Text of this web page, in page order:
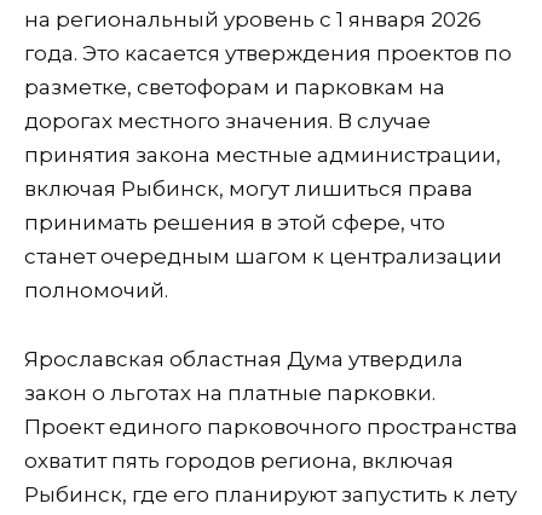
на региональный уровень с 1 января 2026
года. Это касается утверждения проектов по
разметке, светофорам и парковкам на
дорогах местного значения. В случае
принятия закона местные администрации,
включая Рыбинск, могут лишиться права
принимать решения в этой сфере, что
станет очередным шагом к централизации
полномочий.
Ярославская областная Дума утвердила
закон о льготах на платные парковки.
Проект единого парковочного пространства
охватит пять городов региона, включая
Рыбинск, где его планируют запустить к лету